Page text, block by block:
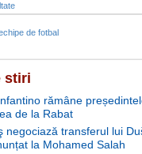
de fotbal
stiri
rămâne
de la Rabat
negociază transferul lui
la Mohamed Salah